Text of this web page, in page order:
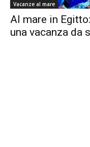
Vacanze al mare
Al mare in
una vacanza da